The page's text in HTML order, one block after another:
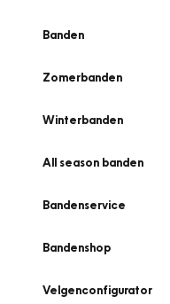
Banden
Zomerbanden
Winterbanden
All season banden
Bandenservice
Bandenshop
Velgenconfigurator